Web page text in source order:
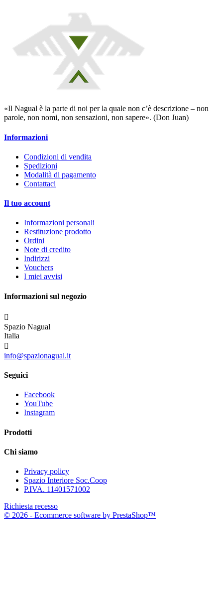
«Il Nagual è la parte di noi per la quale non c’è descrizione – non
parole, non nomi, non sensazioni, non sapere». (Don Juan)
Informazioni
Condizioni di vendita
Spedizioni
Modalità di pagamento
Contattaci
Il tuo account
Informazioni personali
Restituzione prodotto
Ordini
Note di credito
Indirizzi
Vouchers
I miei avvisi
Informazioni sul negozio

Spazio Nagual
Italia

info@spazionagual.it
Seguici
Facebook
YouTube
Instagram
Prodotti
Chi siamo
Privacy policy
Spazio Interiore Soc.Coop
P.IVA. 11401571002
Richiesta recesso
© 2026 - Ecommerce software by PrestaShop™